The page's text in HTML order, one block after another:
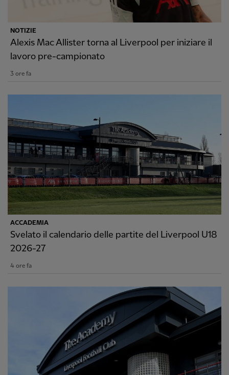
NOTIZIE
Alexis Mac Allister torna al Liverpool per iniziare il
lavoro pre-campionato
3 ore fa
ACCADEMIA
Svelato il calendario delle partite del Liverpool U18
2026-27
4 ore fa